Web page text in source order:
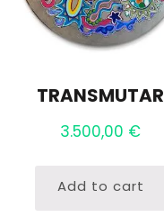
TRANSMUTAR
3.500,00 €
Add to cart